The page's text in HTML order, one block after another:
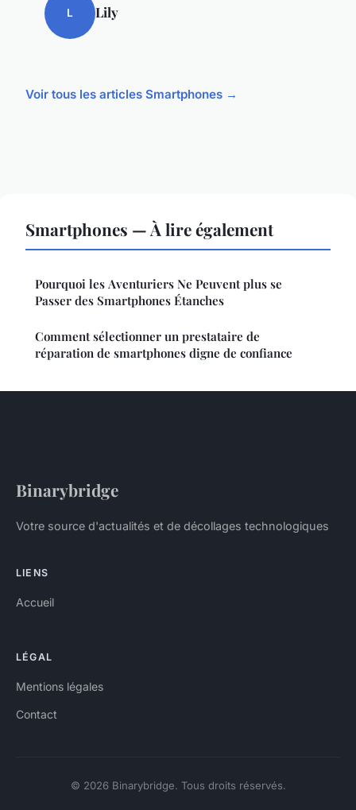
L Lily
Voir tous les articles Smartphones →
Smartphones — À lire également
Pourquoi les Aventuriers Ne Peuvent plus se
Passer des Smartphones Étanches
Comment sélectionner un prestataire de
réparation de smartphones digne de confiance
Binarybridge
Votre source d'actualités et de décollages technologiques
LIENS
Accueil
LÉGAL
Mentions légales
Contact
© 2026 Binarybridge. Tous droits réservés.